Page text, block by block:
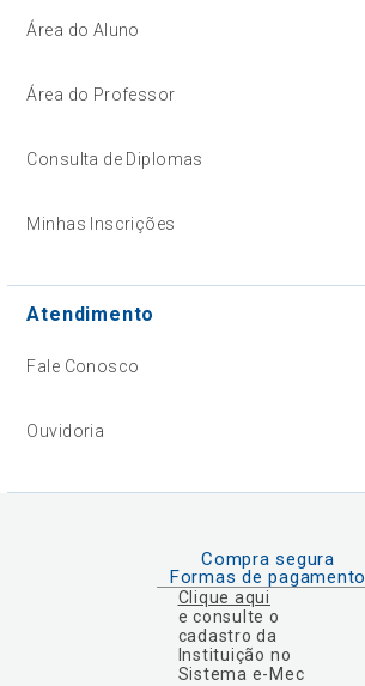
Área do Aluno
Área do Professor
Consulta de Diplomas
Minhas Inscrições
Atendimento
Fale Conosco
Ouvidoria
Compra segura
Formas de pagamento
Clique aqui
e consulte o
cadastro da
Instituição no
Sistema e-Mec